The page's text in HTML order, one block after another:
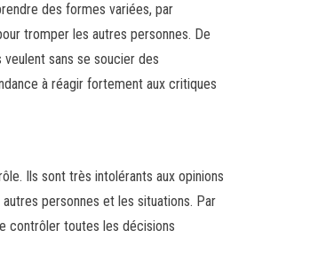
des formes variées, par
tromper les autres personnes. De
veulent sans se soucier des
à réagir fortement aux critiques
Ils sont très intolérants aux opinions
personnes et les situations. Par
contrôler toutes les décisions